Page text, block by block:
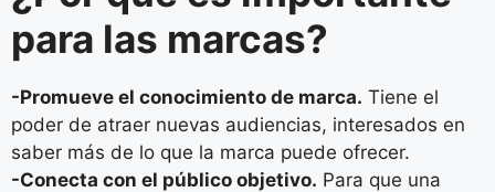
para las marcas?
-Promueve el conocimiento de marca. Tiene el
poder de atraer nuevas audiencias, interesados en
saber más de lo que la marca puede ofrecer.
-Conecta con el público objetivo. Para que una